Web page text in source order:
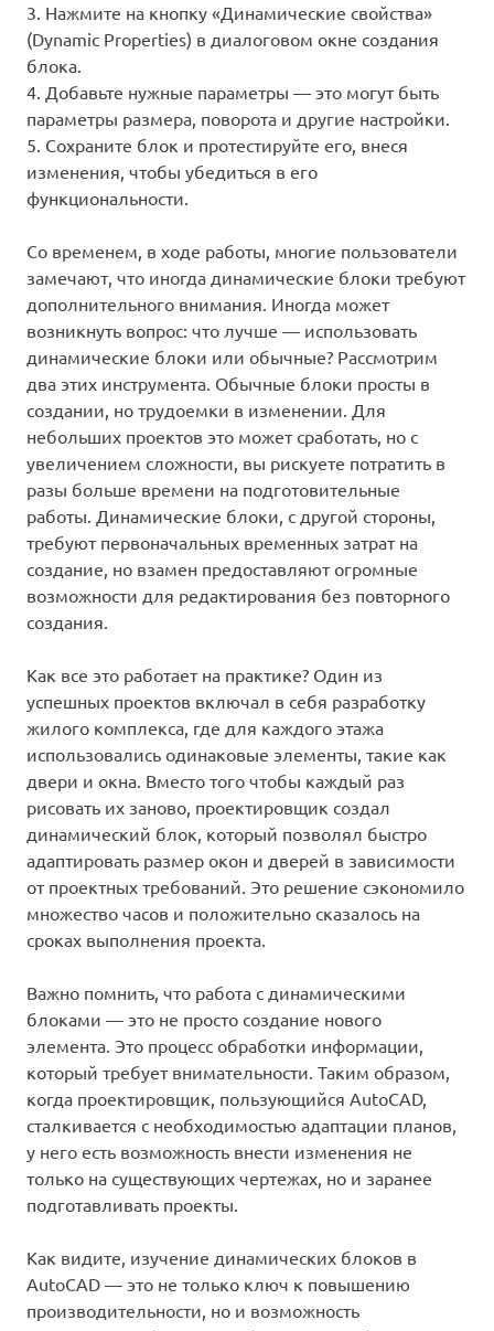
3. Нажмите на кнопку «Динамические свойства»
(Dynamic Properties) в диалоговом окне создания
блока.
4. Добавьте нужные параметры — это могут быть
параметры размера, поворота и другие настройки.
5. Сохраните блок и протестируйте его, внеся
изменения, чтобы убедиться в его
функциональности.
Со временем, в ходе работы, многие пользователи
замечают, что иногда динамические блоки требуют
дополнительного внимания. Иногда может
возникнуть вопрос: что лучше — использовать
динамические блоки или обычные? Рассмотрим
два этих инструмента. Обычные блоки просты в
создании, но трудоемки в изменении. Для
небольших проектов это может сработать, но с
увеличением сложности, вы рискуете потратить в
разы больше времени на подготовительные
работы. Динамические блоки, с другой стороны,
требуют первоначальных временных затрат на
создание, но взамен предоставляют огромные
возможности для редактирования без повторного
создания.
Как все это работает на практике? Один из
успешных проектов включал в себя разработку
жилого комплекса, где для каждого этажа
использовались одинаковые элементы, такие как
двери и окна. Вместо того чтобы каждый раз
рисовать их заново, проектировщик создал
динамический блок, который позволял быстро
адаптировать размер окон и дверей в зависимости
от проектных требований. Это решение сэкономило
множество часов и положительно сказалось на
сроках выполнения проекта.
Важно помнить, что работа с динамическими
блоками — это не просто создание нового
элемента. Это процесс обработки информации,
который требует внимательности. Таким образом,
когда проектировщик, пользующийся AutoCAD,
сталкивается с необходимостью адаптации планов,
у него есть возможность внести изменения не
только на существующих чертежах, но и заранее
подготавливать проекты.
Как видите, изучение динамических блоков в
AutoCAD — это не только ключ к повышению
производительности, но и возможность